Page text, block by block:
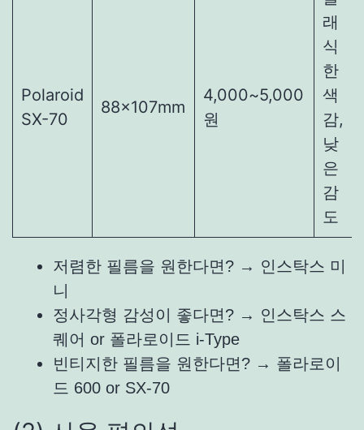
Polaroid
SX-70
88×107mm
4,000~5,000
원
래
식
한
색
감,
낮
은
감
도
저렴한 필름을 원한다면? → 인스탁스 미
니
정사각형 감성이 좋다면? → 인스탁스 스
퀘어 or 폴라로이드 i-Type
빈티지한 필름을 원한다면? → 폴라로이
드 600 or SX-70